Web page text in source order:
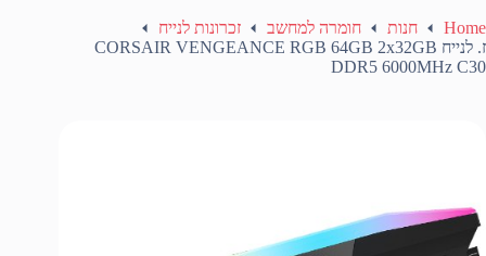
Home חנות חומרה למחשב
זכרונות לנייח
ז. לנייח CORSAIR VENGEANCE RGB 64GB 2x32GB
DDR5 6000MHz C30